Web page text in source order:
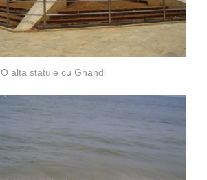
O alta statuie cu Ghandi